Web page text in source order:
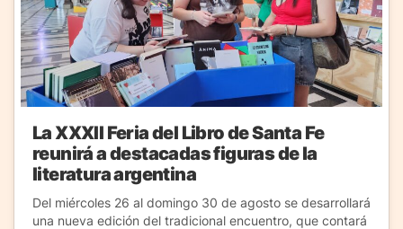
La XXXII Feria del Libro de Santa Fe
reunirá a destacadas figuras de la
literatura argentina
Del miércoles 26 al domingo 30 de agosto se desarrollará
una nueva edición del tradicional encuentro, que contará